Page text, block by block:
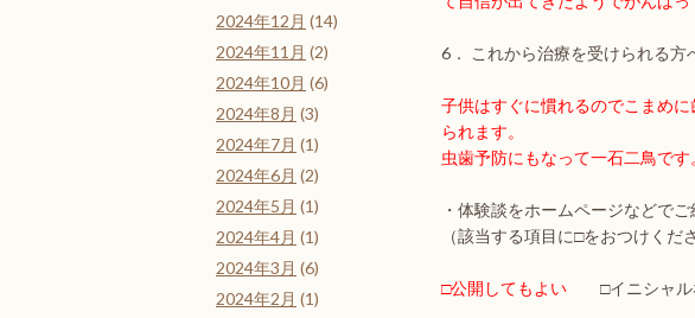
6． これから治療を受けられる方
子供はすぐに慣れるのでこまめ
られます。
虫歯予防にもなって一石二鳥です
・体験談をホームページなどで
（該当する項目に□をおつけくだ
□公開してもよい □イニシャ
2024年12月 (14)
2024年11月 (2)
2024年10月 (6)
2024年8月 (3)
2024年7月 (1)
2024年6月 (2)
2024年5月 (1)
2024年4月 (1)
2024年3月 (6)
2024年2月 (1)